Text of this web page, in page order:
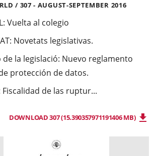
/ 307 - AUGUST-SEPTEMBER 2016
Vuelta al colegio
: Novetats legislativas.
de la legislació: Nuevo reglamento
protección de datos.
Fiscalidad de las ruptur...
DOWNLOAD 307 (15.390357971191406 MB)